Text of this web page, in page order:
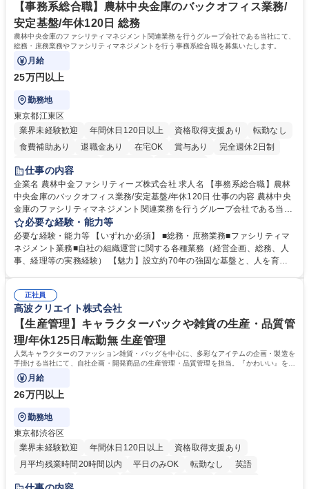
学歴・資格 学歴：大学院 大学 高専 短大 専修学校 高校 語学力： 資格：第
一種運転免許普通自動車
【事務系総合職】農林中央金庫のバックオフィス業務/
安定基盤/年休120日 総務
農林中央金庫のファシリティマネジメント関連業務を行うグループ会社である当社にて、
総務・庶務業務やファシリティマネジメントを行う事務系総合職を募集いたします。
月給
25万円以上
勤務地
東京都江東区
業界未経験歓迎
年間休日120日以上 資格取得支援あり
転勤なし
食費補助あり
退職金あり 在宅OK 賞与あり
完全週休2日制
インセンティブあり
仕事の内容
企業名 農林中金ファシリティーズ株式会社 求人名 【事務系総合職】農林
中央金庫のバックオフィス業務/安定基盤/年休120日 仕事の内容 農林中央
金庫のファシリティマネジメント関連業務を行うグループ会社である当社
にて、総務・庶務業務やファシリティマネジメントを行う事務系総合職を
募集いたします。 ■総務・庶務業務：外部委託先（外注先）や契約書の管
理、総務部門での管理業務、会計管理や決算業務、印刷物等の制作管理等
※親会社である農林中央金庫から受託した総務庶務業務 ■ファシリティマ
関する各種業務（経営企画、総務、人事、経理等） 募集職種 【事務系総
合職】農林中央金庫のバックオフィス業務/安定基盤/年休120日
必要な経験・能力等
必要な経験・能力等 【いずれか必須】 ■総務・庶務業務■ファシリティマ
ネジメント業務■自社の組織運営に関する各種業務（経営企画、総務、人
事、経理等の実務経験） 【魅力】設立約70年の強固な基盤と、人を育て
す。 また、業務がしっかりと基準化されており、中途入社でも質問しやす
く馴染みやすい和やかな社風です。さらに、簿記やファシリティマネジャ
ーなどの資格取得に向けた費用負担や報奨金制度が非常に手厚く、成長で
きる環境です。 学歴・資格 学歴：大学院 大学 高専 短大 語学力： 資格：
日商簿記検定2級
正社員
高波クリエイト株式会社
【生産管理】キャラクターバックや雑貨の生産・品質管
理/年休125日/転勤無 生産管理
人気キャラクターのファッション雑貨・バッグを中心に、多彩なアイテムの企画・製造を
手掛ける当社にて、自社企画・開発商品の生産管理・品質管理を担当。『かわいい』を届
けるやりがいのあるポジションです。
月給
26万円以上
勤務地
東京都渋谷区
業界未経験歓迎
年間休日120日以上
資格取得支援あり
月平均残業時間20時間以内
平日のみOK 転勤なし
英語
住宅手当あり